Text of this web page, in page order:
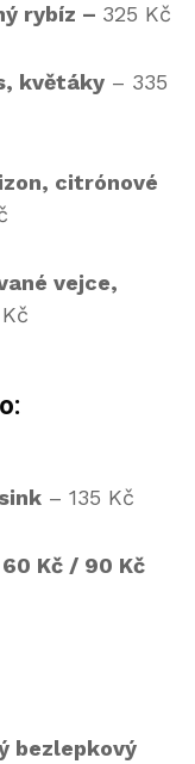
rybíz – 325 Kč
květáky– 335
citrónové
vejce,
– 135 Kč
Kč / 90 Kč
bezlepkový